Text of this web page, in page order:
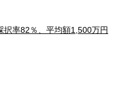
択率82％、平均額1,500万円